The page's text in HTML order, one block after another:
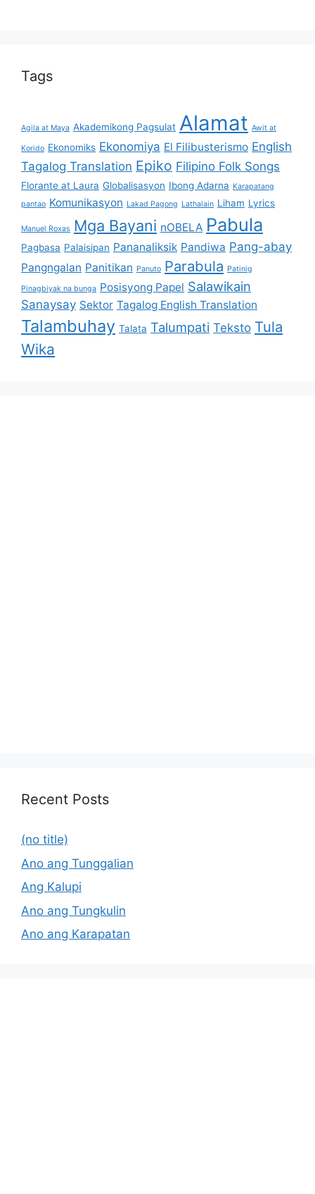
Tags
Agila at Maya Akademikong Pagsulat Alamat Awit at
Korido Ekonomiks Ekonomiya El Filibusterismo English
Tagalog Translation Epiko Filipino Folk Songs
Florante at Laura Globalisasyon Ibong Adarna Karapatang
pantao Komunikasyon Lakad Pagong Lathalain Liham Lyrics
Manuel Roxas Mga Bayani nOBELA Pabula
Pagbasa Palaisipan Pananaliksik Pandiwa Pang-abay
Pangngalan Panitikan Panuto Parabula Patinig
Pinagbiyak na bunga Posisyong Papel Salawikain
Sanaysay Sektor Tagalog English Translation
Talambuhay Talata Talumpati Teksto Tula
Wika
Recent Posts
(no title)
Ano ang Tunggalian
Ang Kalupi
Ano ang Tungkulin
Ano ang Karapatan